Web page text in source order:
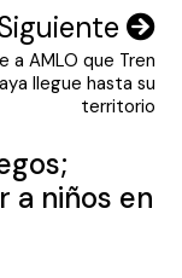
a AMLO que Tren
llegue hasta su
territorio
a niños en